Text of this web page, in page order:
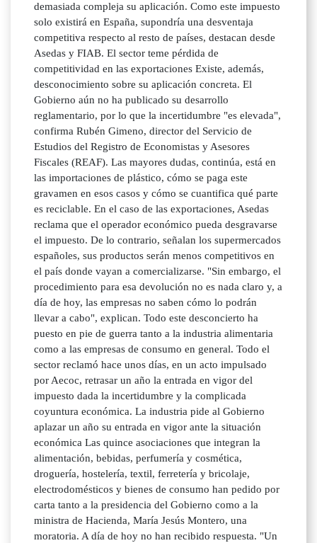
demasiada compleja su aplicación. Como este impuesto
solo existirá en España, supondría una desventaja
competitiva respecto al resto de países, destacan desde
Asedas y FIAB. El sector teme pérdida de
competitividad en las exportaciones Existe, además,
desconocimiento sobre su aplicación concreta. El
Gobierno aún no ha publicado su desarrollo
reglamentario, por lo que la incertidumbre "es elevada",
confirma Rubén Gimeno, director del Servicio de
Estudios del Registro de Economistas y Asesores
Fiscales (REAF). Las mayores dudas, continúa, está en
las importaciones de plástico, cómo se paga este
gravamen en esos casos y cómo se cuantifica qué parte
es reciclable. En el caso de las exportaciones, Asedas
reclama que el operador económico pueda desgravarse
el impuesto. De lo contrario, señalan los supermercados
españoles, sus productos serán menos competitivos en
el país donde vayan a comercializarse. "Sin embargo, el
procedimiento para esa devolución no es nada claro y, a
día de hoy, las empresas no saben cómo lo podrán
llevar a cabo", explican. Todo este desconcierto ha
puesto en pie de guerra tanto a la industria alimentaria
como a las empresas de consumo en general. Todo el
sector reclamó hace unos días, en un acto impulsado
por Aecoc, retrasar un año la entrada en vigor del
impuesto dada la incertidumbre y la complicada
coyuntura económica. La industria pide al Gobierno
aplazar un año su entrada en vigor ante la situación
económica Las quince asociaciones que integran la
alimentación, bebidas, perfumería y cosmética,
droguería, hostelería, textil, ferretería y bricolaje,
electrodomésticos y bienes de consumo han pedido por
carta tanto a la presidencia del Gobierno como a la
ministra de Hacienda, María Jesús Montero, una
moratoria. A día de hoy no han recibido respuesta. "Un